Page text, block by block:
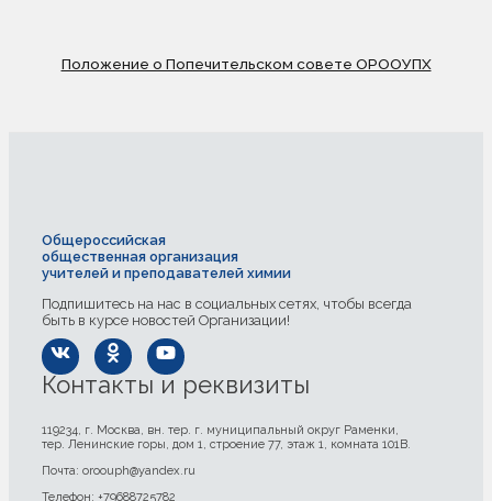
Положение о Попечительском совете ОРООУПХ
Общероссийская
общественная организация
учителей и преподавателей химии
Подпишитесь на нас в социальных сетях, чтобы всегда
быть в курсе новостей Организации!
Контакты и реквизиты
119234, г. Москва, вн. тер. г. муниципальный округ Раменки,
тер. Ленинские горы, дом 1, строение 77, этаж 1, комната 101В.
Почта: oroouph@yandex.ru
Телефон: +79688725782